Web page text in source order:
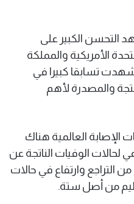
التحسن الكبير على
الأمريكية والمملكة
تسابقا كبيرا في
والمصدرة لأهم
الإصابة العالمية هناك
لحالات الوفيات الناتجة عن
التراجع وارتفاع في حالات
من أصل ستة.